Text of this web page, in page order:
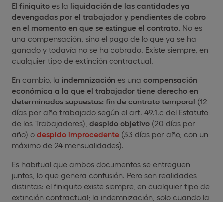
El finiquito es la liquidación de las cantidades ya
devengadas por el trabajador y pendientes de cobro
en el momento en que se extingue el contrato. No es
una compensación, sino el pago de lo que ya se ha
ganado y todavía no se ha cobrado. Existe siempre, en
cualquier tipo de extinción contractual.
En cambio, la indemnización es una compensación
económica a la que el trabajador tiene derecho en
determinados supuestos: fin de contrato temporal (12
días por año trabajado según el art. 49.1.c del Estatuto
de los Trabajadores), despido objetivo (20 días por
año) o despido improcedente (33 días por año, con un
máximo de 24 mensualidades).
Es habitual que ambos documentos se entreguen
juntos, lo que genera confusión. Pero son realidades
distintas: el finiquito existe siempre, en cualquier tipo de
extinción contractual; la indemnización, solo cuando la